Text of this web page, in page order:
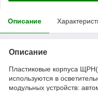
Описание
Описание
Пластиковые корпуса
используются в
модульных устройств: